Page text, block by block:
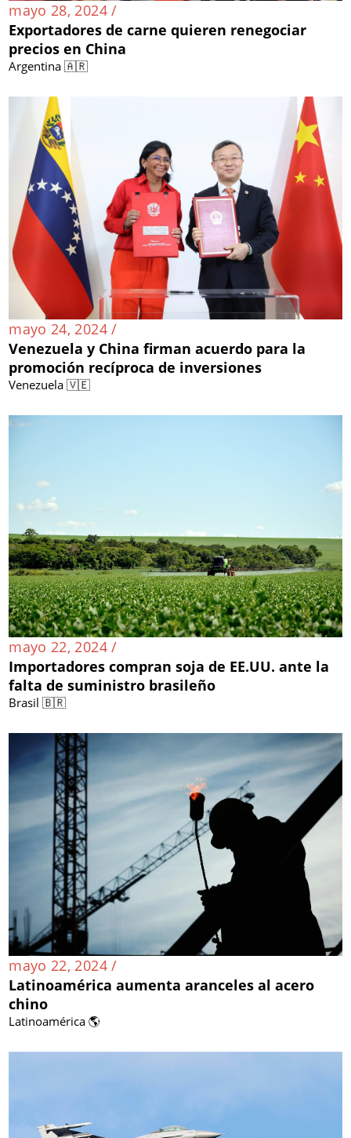
mayo 28, 2024 /
Exportadores de carne quieren renegociar
precios en China
Argentina 🇦🇷
mayo 24, 2024 /
Venezuela y China firman acuerdo para la
promoción recíproca de inversiones
Venezuela 🇻🇪
mayo 22, 2024 /
Importadores compran soja de EE.UU. ante la
falta de suministro brasileño
Brasil 🇧🇷
mayo 22, 2024 /
Latinoamérica aumenta aranceles al acero
chino
Latinoamérica 🌎